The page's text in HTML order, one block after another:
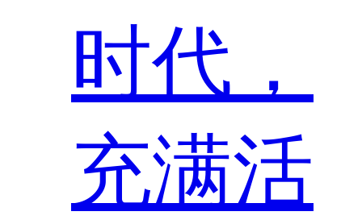
时代，
充满活